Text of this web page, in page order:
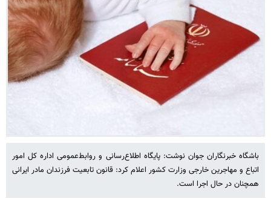
باشگاه خبرنگاران جوان نوشت: پایگاه اطلاع‌رسانی و روابط‌عمومی اداره کل امور
اتباع و مهاجرین خارجی وزارت کشور اعلام کرد: قانون تابعیت فرزندان مادر ایرانی
همچنان در حال اجرا است.